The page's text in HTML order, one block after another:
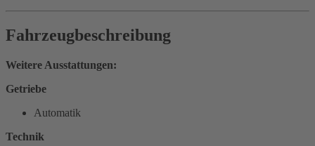
Fahrzeugbeschreibung
Weitere Ausstattungen:
Getriebe
Automatik
Technik